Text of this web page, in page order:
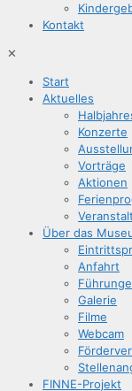
Kon­takt
✕
Start
Aktu­el­les
Kon­zer­te
Vor­trä­ge
Aktio­nen
Über das
Anfahrt
Gale­rie
Fil­me
Web­cam
FIN­­NE-Pro­­jekt